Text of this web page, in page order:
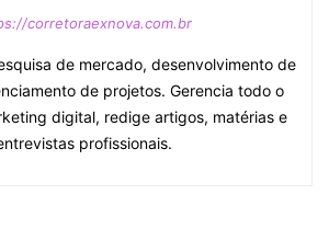
corretoraexnova.com.br
de mercado, desenvolvimento de
de projetos. Gerencia todo o
digital, redige artigos, matérias e
profissionais.